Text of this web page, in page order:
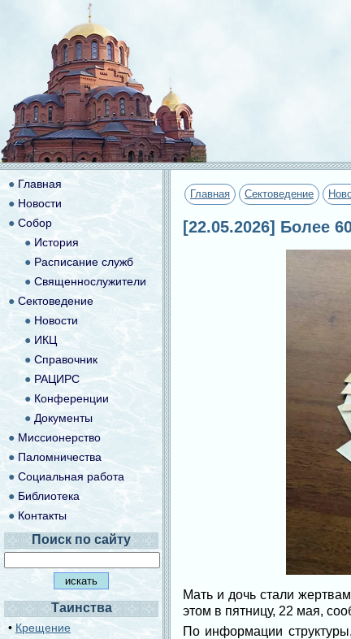
Главная Сектоведение
[22.05.2026] Более
Мать и дочь стали
этом в пятницу, 22 мая,
По информации
● Главная
● Новости
● Собор
● История
● Расписание служб
● Священнослужители
● Сектоведение
● Новости
●ИКЦ
● Справочник
● РАЦИРС
● Конференции
● Документы
●Миссионерство
● Паломничества
●Социальная работа
● Библиотека
● Контакты
Поиск по сайту
Таинства
• Крещение